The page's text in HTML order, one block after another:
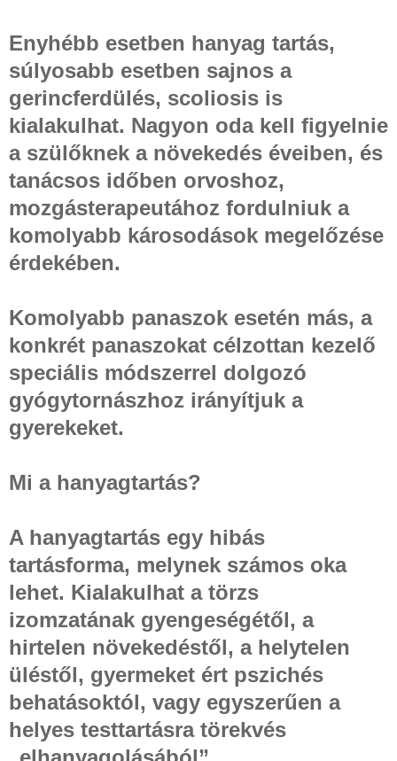
Enyhébb esetben hanyag tartás,
súlyosabb esetben sajnos a
gerincferdülés, scoliosis is
kialakulhat. Nagyon oda kell figyelnie
a szülőknek a növekedés éveiben, és
tanácsos időben orvoshoz,
mozgásterapeutához fordulniuk a
komolyabb károsodások megelőzése
érdekében.
Komolyabb panaszok esetén más, a
konkrét panaszokat célzottan kezelő
speciális módszerrel dolgozó
gyógytornászhoz irányítjuk a
gyerekeket.
Mi a hanyagtartás?
A hanyagtartás egy hibás
tartásforma, melynek számos oka
lehet. Kialakulhat a törzs
izomzatának gyengeségétől, a
hirtelen növekedéstől, a helytelen
üléstől, gyermeket ért pszichés
behatásoktól, vagy egyszerűen a
helyes testtartásra törekvés